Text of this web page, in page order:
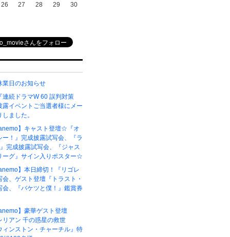
26
27 28 29 30
業日のお知らせ
連続ドラマW 60 誤判対策
露イベントご当選者様にメー
ました。
】キャスト登壇☆『オ
ー！』完成披露試写会、『ラ
完成披露試写会、『ジャス
ーグ』サイン入りポスター☆
】本日締切！『リゴレ
会、ゲスト登壇『トラスト・
会、『バケツと僕！』鑑賞券
】豪華ゲスト登壇
アン 千の惑星の救世
ィンストン・チャーチル』特